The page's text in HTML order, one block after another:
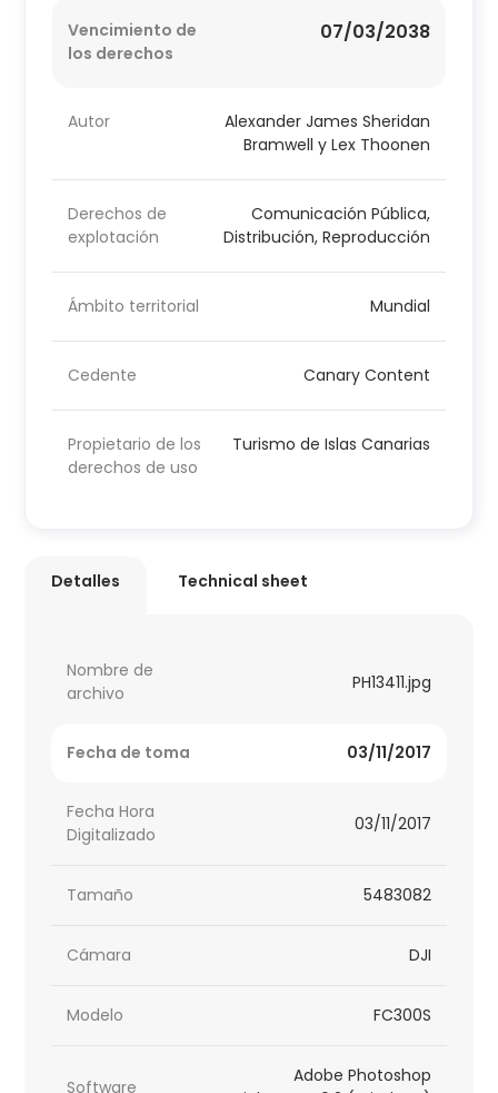
Vencimiento de
los derechos
07/03/2038
Autor
Alexander James Sheridan
Bramwell y Lex Thoonen
Derechos de
explotación
Comunicación Pública,
Distribución, Reproducción
Ámbito territorial Mundial
Cedente Canary Content
Propietario de los
derechos de uso
Turismo de Islas Canarias
Detalles Technical sheet
Nombre de
archivo
PH13411.jpg
Fecha de toma 03/11/2017
Fecha Hora
Digitalizado
03/11/2017
Tamaño 5483082
Cámara DJI
Modelo FC300S
Software
Adobe Photoshop